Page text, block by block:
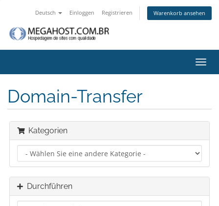
Deutsch Einloggen Registrieren Warenkorb ansehen
ein-/
Domain-Transfer
Kategorien
Durchführen